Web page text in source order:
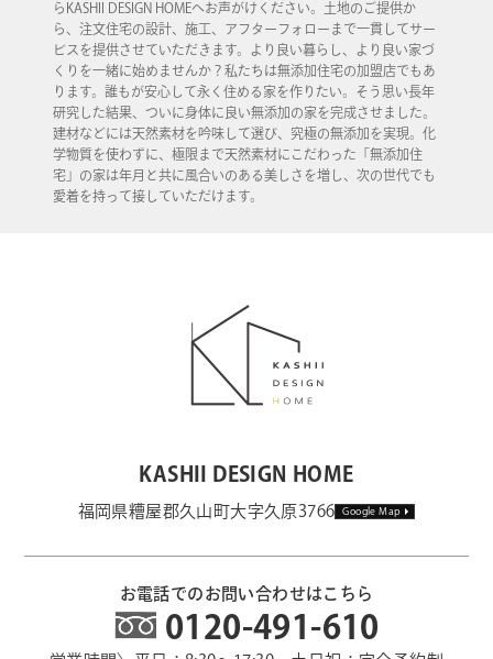
らKASHII DESIGN HOMEへお声がけください。土地のご提供か
ら、注文住宅の設計、施工、アフターフォローまで一貫してサー
ビスを提供させていただきます。より良い暮らし、より良い家づ
くりを一緒に始めませんか？私たちは無添加住宅の加盟店でもあ
ります。誰もが安心して永く住める家を作りたい。そう思い長年
研究した結果、ついに身体に良い無添加の家を完成させました。
建材などには天然素材を吟味して選び、究極の無添加を実現。化
学物質を使わずに、極限まで天然素材にこだわった「無添加住
宅」の家は年月と共に風合いのある美しさを増し、次の世代でも
愛着を持って接していただけます。
KASHII DESIGN HOME
福岡県糟屋郡久山町大字久原3766 Google Map
お電話でのお問い合わせはこちら
0120-491-610